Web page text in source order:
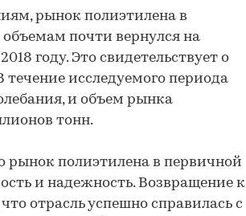
рынок полиэтилена в
почти вернулся на
году. Это свидетельствует о
течение исследуемого периода
и объем рынка
тонн.
рынок полиэтилена в первичной
и надежность. Возвращение к
отрасль успешно справилась с